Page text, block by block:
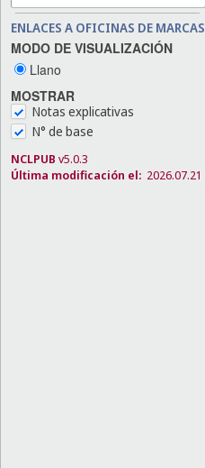
ENLACES A OFICINAS DE MARCAS
MODO DE VISUALIZACIÓN
Llano
MOSTRAR
Notas explicativas
N° de base
NCLPUB v5.0.3
Última modificación el: 2026.07.21